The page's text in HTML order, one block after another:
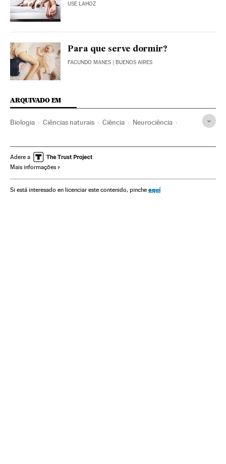
USE LAHOZ
Para que serve dormir?
FACUNDO MANES | BUENOS AIRES
ARQUIVADO EM
Biologia Ciências naturais Ciência Neurociência
Anatomia Especialidades médicas
Adere a
Mais informações
Si está interesado en licenciar este contenido, pinche aquí